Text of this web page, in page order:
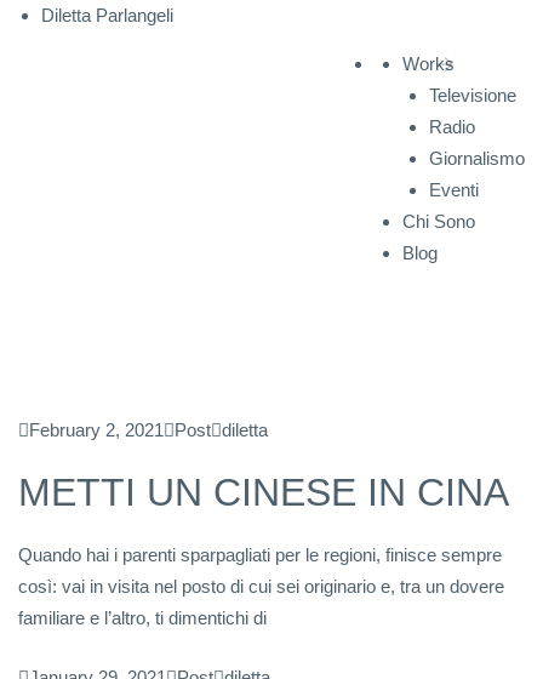
Diletta Parlangeli
Works
Televisione
Radio
Giornalismo
Eventi
Chi Sono
Blog
February 2, 2021 Post diletta
METTI UN CINESE IN CINA
Quando hai i parenti sparpagliati per le regioni, finisce sempre
così: vai in visita nel posto di cui sei originario e, tra un dovere
familiare e l’altro, ti dimentichi di